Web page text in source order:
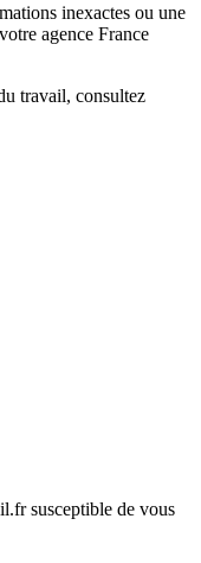
inexactes ou une
agence France
travail, consultez
susceptible de vous